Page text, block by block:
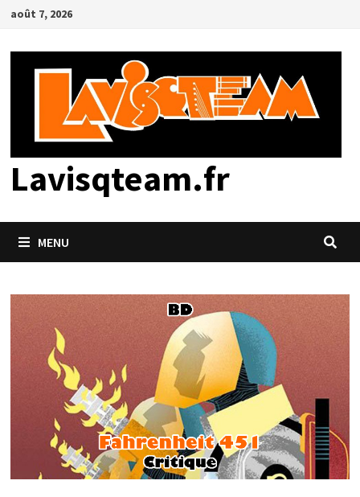
Passer
contenu
août 7, 2026
Lavisqteam.fr
MENU